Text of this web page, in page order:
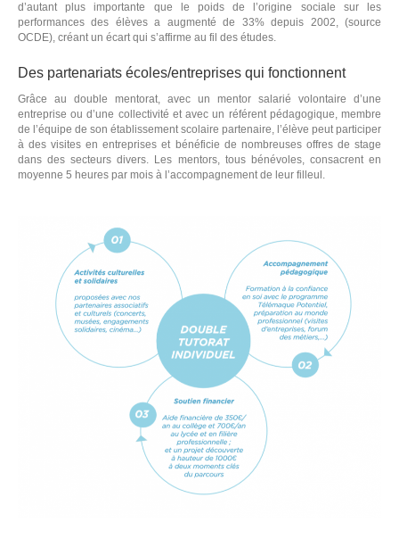
d’autant plus importante que le poids de l’origine sociale sur les
performances des élèves a augmenté de 33% depuis 2002, (source
OCDE), créant un écart qui s’affirme au fil des études.
Des partenariats écoles/entreprises qui fonctionnent
Grâce au double mentorat, avec un mentor salarié volontaire d’une
entreprise ou d’une collectivité et avec un référent pédagogique, membre
de l’équipe de son établissement scolaire partenaire, l’élève peut participer
à des visites en entreprises et bénéficie de nombreuses offres de stage
dans des secteurs divers. Les mentors, tous bénévoles, consacrent en
moyenne 5 heures par mois à l’accompagnement de leur filleul.